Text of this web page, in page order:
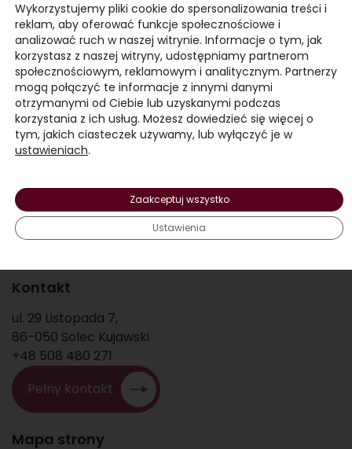
Kontakt
ul. 29 Listopada 7,
86-050 Solec Kujawski
+48 508 480 271
Pełny kontakt
Mapa strony
Wykorzystujemy pliki cookie do spersonalizowania treści i
reklam, aby oferować funkcje społecznościowe i
analizować ruch w naszej witrynie. Informacje o tym, jak
korzystasz z naszej witryny, udostępniamy partnerom
społecznościowym, reklamowym i analitycznym. Partnerzy
mogą połączyć te informacje z innymi danymi
otrzymanymi od Ciebie lub uzyskanymi podczas
korzystania z ich usług. Możesz dowiedzieć się więcej o
tym, jakich ciasteczek używamy, lub wyłączyć je w
ustawieniach.
Zaakceptuj wszystko
Ustawienia